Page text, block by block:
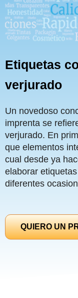
Etiquetas
verjurado
Un novedoso
imprenta se
verjurado. En
que elementos
cual desde ya
elaborar
diferentes
QUIERO UN